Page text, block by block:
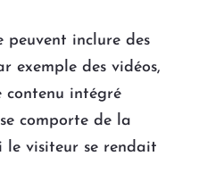
peuvent inclure des
exemple des vidéos,
contenu intégré
comporte de la
le visiteur se rendait